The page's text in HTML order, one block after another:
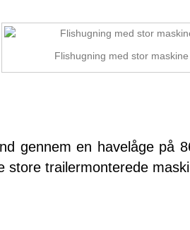
Flishugning med stor maskine
gennem en havelåge på
trailermonterede